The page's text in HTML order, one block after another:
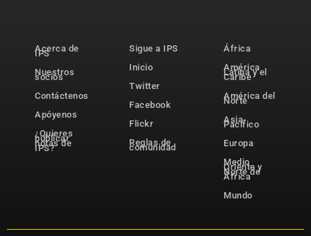
Acerca de
IPS
Nuestros
socios
Contáctenos
Apóyenos
¿Quieres
publicar
notas de
IPS?
Sigue a IPS
Inicio
Twitter
Facebook
Flickr
Reglas de
comunidad
África
América
Latina y el
Caribe
América del
Norte
Asia-
Pacífico
Europa
Medio
Oriente y
Norte de
África
Mundo